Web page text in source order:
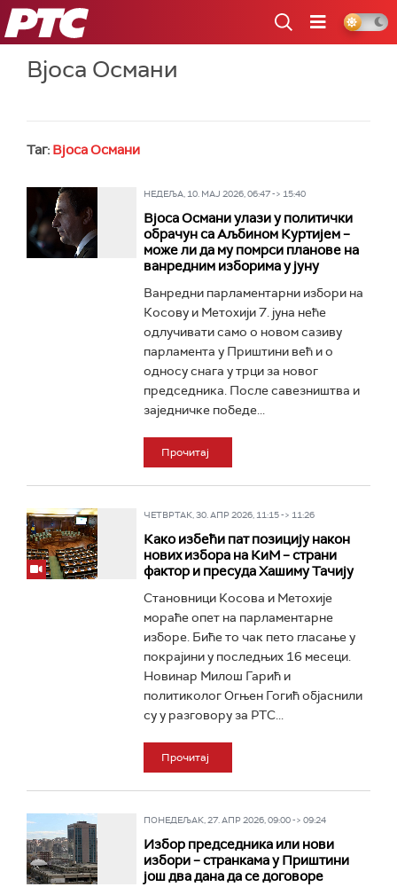
РТС
Вјоса Османи
Таг: Вјоса Османи
НЕДЕЉА, 10. МАЈ 2026, 06:47 -> 15:40
Вјоса Османи улази у политички
обрачун са Аљбином Куртијем –
може ли да му помрси планове на
ванредним изборима у јуну
Ванредни парламентарни избори на
Косову и Метохији 7. јуна неће
одлучивати само о новом сазиву
парламента у Приштини већ и о
односу снага у трци за новог
председника. После савезништва и
заједничке победе...
Прочитај
ЧЕТВРТАК, 30. АПР 2026, 11:15 -> 11:26
Како избећи пат позицију након
нових избора на КиМ – страни
фактор и пресуда Хашиму Тачију
Становници Косова и Метохије
мораће опет на парламентарне
изборе. Биће то чак пето гласање у
покрајини у последњих 16 месеци.
Новинар Милош Гарић и
политиколог Огњен Гогић објаснили
су у разговору за РТС...
Прочитај
ПОНЕДЕЉАК, 27. АПР 2026, 09:00 -> 09:24
Избор председника или нови
избори – странкама у Приштини
још два дана да се договоре